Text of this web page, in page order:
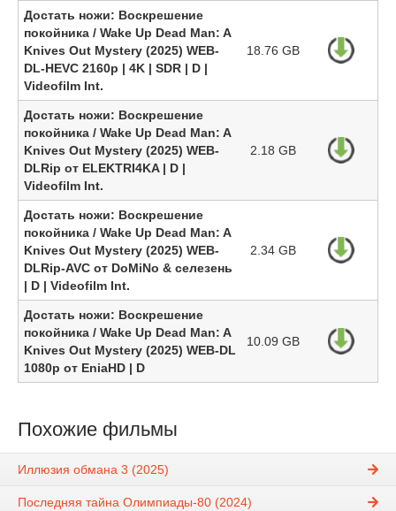
Достать ножи: Воскрешение
покойника / Wake Up Dead Man: A
Knives Out Mystery (2025) WEB-
DL-HEVC 2160p | 4K | SDR | D |
Videofilm Int.
18.76 GB
Достать ножи: Воскрешение
покойника / Wake Up Dead Man: A
Knives Out Mystery (2025) WEB-
DLRip от ELEKTRI4KA | D |
Videofilm Int.
2.18 GB
Достать ножи: Воскрешение
покойника / Wake Up Dead Man: A
Knives Out Mystery (2025) WEB-
DLRip-AVC от DoMiNo & селезень
| D | Videofilm Int.
2.34 GB
Достать ножи: Воскрешение
покойника / Wake Up Dead Man: A
Knives Out Mystery (2025) WEB-DL
1080p от EniaHD | D
10.09 GB
Похожие фильмы
Иллюзия обмана 3 (2025)
Последняя тайна Олимпиады-80 (2024)